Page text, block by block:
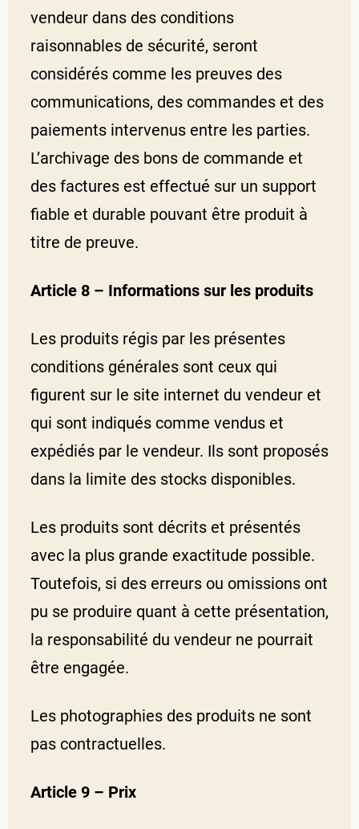
vendeur dans des conditions
raisonnables de sécurité, seront
considérés comme les preuves des
communications, des commandes et des
paiements intervenus entre les parties.
L’archivage des bons de commande et
des factures est effectué sur un support
fiable et durable pouvant être produit à
titre de preuve.
Article 8 – Informations sur les produits
Les produits régis par les présentes
conditions générales sont ceux qui
figurent sur le site internet du vendeur et
qui sont indiqués comme vendus et
expédiés par le vendeur. Ils sont proposés
dans la limite des stocks disponibles.
Les produits sont décrits et présentés
avec la plus grande exactitude possible.
Toutefois, si des erreurs ou omissions ont
pu se produire quant à cette présentation,
la responsabilité du vendeur ne pourrait
être engagée.
Les photographies des produits ne sont
pas contractuelles.
Article 9 – Prix